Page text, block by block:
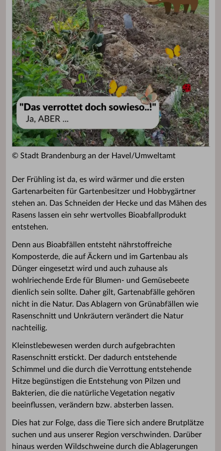
© Stadt Brandenburg an der Havel/Umweltamt
Der Frühling ist da, es wird wärmer und die ersten
Gartenarbeiten für Gartenbesitzer und Hobbygärtner
stehen an. Das Schneiden der Hecke und das Mähen des
Rasens lassen ein sehr wertvolles Bioabfallprodukt
entstehen.
Denn aus Bioabfällen entsteht nährstoffreiche
Komposterde, die auf Äckern und im Gartenbau als
Dünger eingesetzt wird und auch zuhause als
wohlriechende Erde für Blumen- und Gemüsebeete
dienlich sein sollte. Daher gilt, Gartenabfälle gehören
nicht in die Natur. Das Ablagern von Grünabfällen wie
Rasenschnitt und Unkräutern verändert die Natur
nachteilig.
Kleinstlebewesen werden durch aufgebrachten
Rasenschnitt erstickt. Der dadurch entstehende
Schimmel und die durch die Verrottung entstehende
Hitze begünstigen die Entstehung von Pilzen und
Bakterien, die die natürliche Vegetation negativ
beeinflussen, verändern bzw. absterben lassen.
Dies hat zur Folge, dass die Tiere sich andere Brutplätze
suchen und aus unserer Region verschwinden. Darüber
hinaus werden Wildschweine durch die Ablagerungen